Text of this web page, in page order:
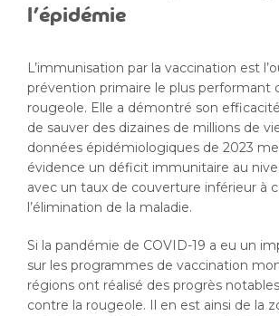
l’épidémie
L’immunisation par la vaccination est
prévention primaire le plus performant
rougeole. Elle a démontré son
de sauver des dizaines de millions de
données épidémiologiques de 2023
évidence un déficit immunitaire au
avec un taux de couverture inférieur à
l’élimination de la maladie.
Si la pandémie de COVID-19 a eu un
sur les programmes de vaccination
régions ont réalisé des progrès
contre la rougeole. Il en est ainsi de la